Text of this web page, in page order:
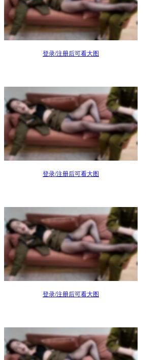
登录/注册后可看大图
登录/注册后可看大图
登录/注册后可看大图